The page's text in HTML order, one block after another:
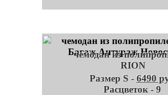
чемодан из
RION
Размер S - 6490
Расцветок - 9